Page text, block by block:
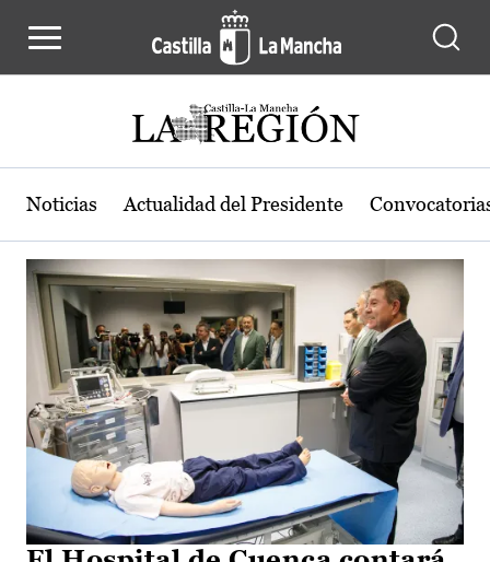
Actualidad de la región de Castilla-
Noticias Actualidad del Presidente